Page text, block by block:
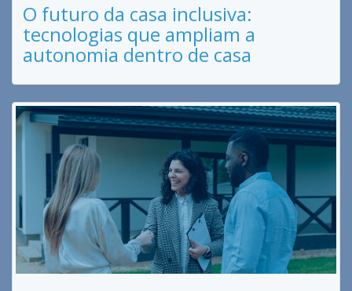
O futuro da casa inclusiva:
tecnologias que ampliam a
autonomia dentro de casa